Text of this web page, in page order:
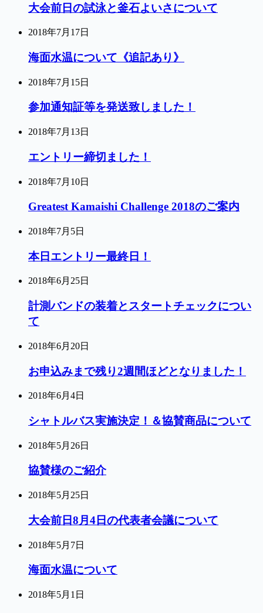
大会前日の試泳と釜石よいさについて
2018年7月17日
海面水温について《追記あり》
2018年7月15日
参加通知証等を発送致しました！
2018年7月13日
エントリー締切ました！
2018年7月10日
Greatest Kamaishi Challenge 2018のご案内
2018年7月5日
本日エントリー最終日！
2018年6月25日
計測バンドの装着とスタートチェックについ
て
2018年6月20日
お申込みまで残り2週間ほどとなりました！
2018年6月4日
シャトルバス実施決定！＆協賛商品について
2018年5月26日
協賛様のご紹介
2018年5月25日
大会前日8月4日の代表者会議について
2018年5月7日
海面水温について
2018年5月1日